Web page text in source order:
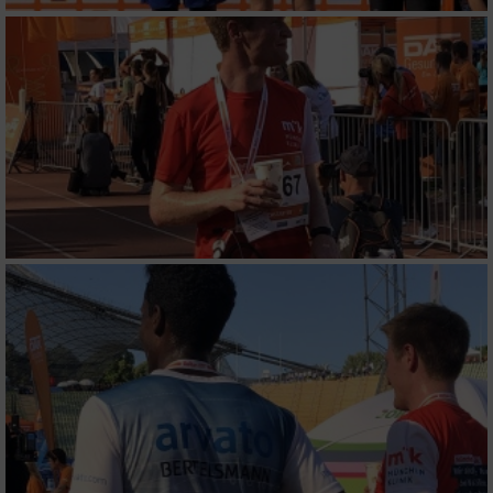
Erstellung von Profilen für personalisierte
Werbung
Verwendung von Profilen zur Auswahl
personalisierter Werbung
Erstellung von Profilen zur Personalisierung
von Inhalten
Verwendung von Profilen zur Auswahl
personalisierter Inhalte
Messung der Werbeleistung
Messung der Performance von Inhalten
Analyse von Zielgruppen durch Statistiken
oder Kombinationen von Daten aus